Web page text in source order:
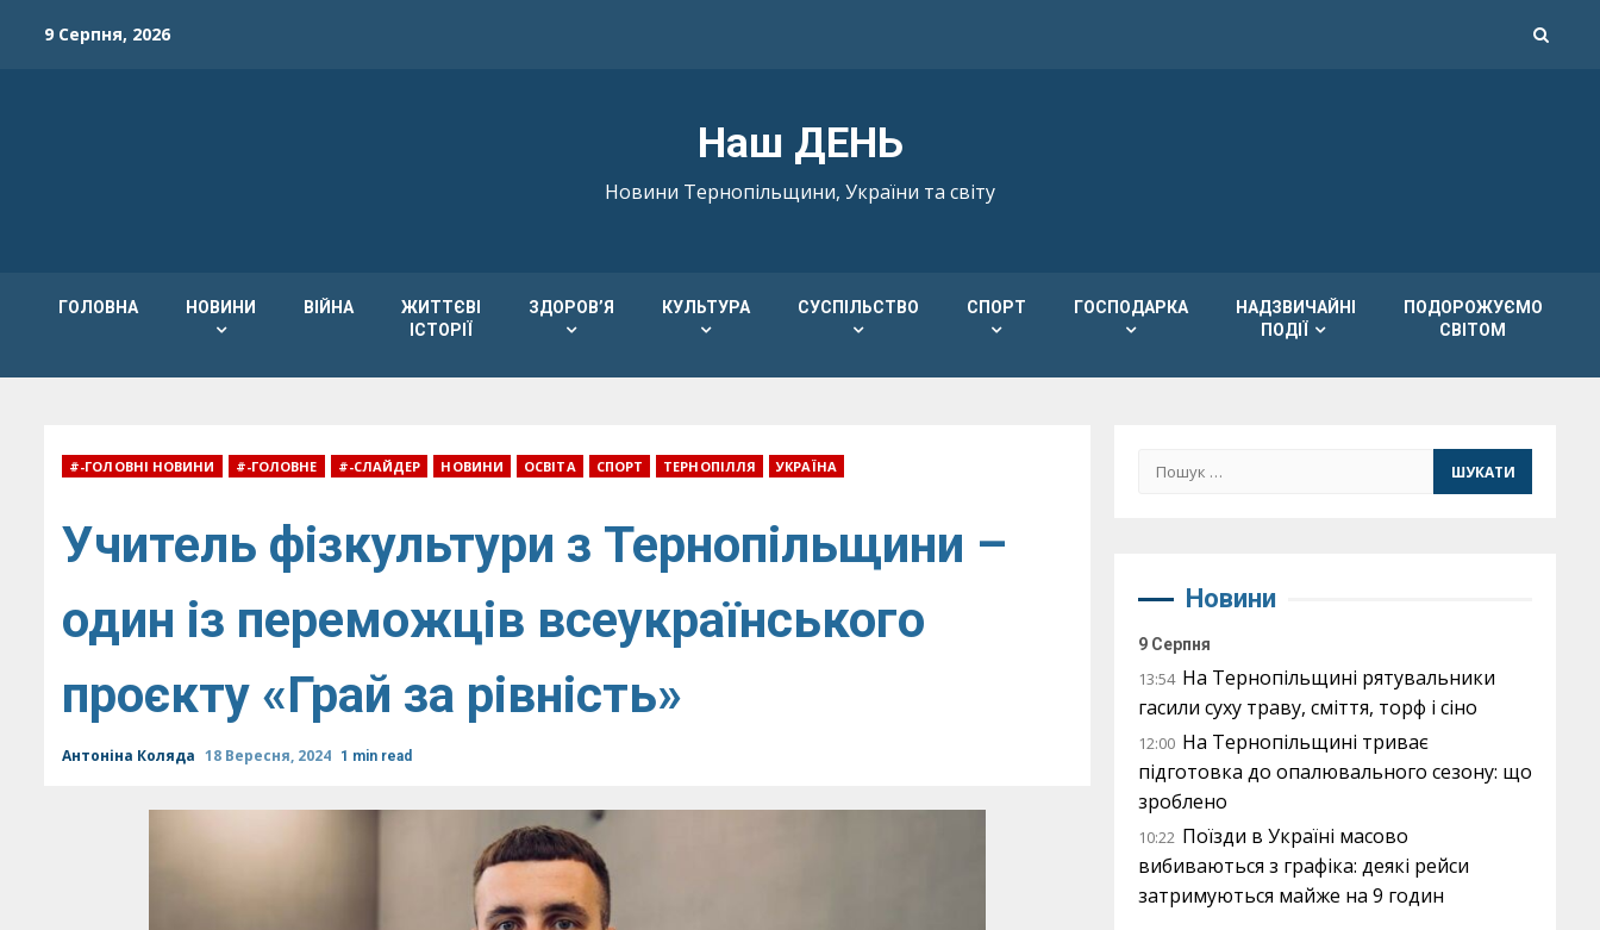
9 Серпня, 2026
Наш ДЕНЬ
Новини Тернопільщини, України та світу
ГОЛОВНА НОВИНИ ВІЙНА
ЖИТТЄВІ
ІСТОРІЇ
ЗДОРОВ’Я КУЛЬТУРА СУСПІЛЬСТВО СПОРТ ГОСПОДАРКА
НАДЗВИЧАЙНІ
ПОДІЇ
ПОДОРОЖУЄМО
СВІТОМ
#-ГОЛОВНІ НОВИНИ #-ГОЛОВНЕ #-СЛАЙДЕР НОВИНИ ОСВІТА СПОРТ ТЕРНОПІЛЛЯ УКРАЇНА
Учитель фізкультури з Тернопільщини –
один із переможців всеукраїнського
проєкту «Грай за рівність»
Антоніна Коляда 18 Вересня, 2024 1 min read
Пошук:
Новини
9 Серпня
13:54 На Тернопільщині рятувальники
гасили суху траву, сміття, торф і сіно
12:00 На Тернопільщині триває
підготовка до опалювального сезону: що
зроблено
10:22 Поїзди в Україні масово
вибиваються з графіка: деякі рейси
затримуються майже на 9 годин